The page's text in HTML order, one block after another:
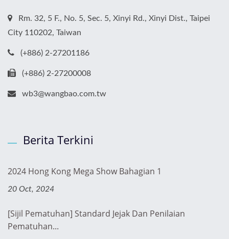
Rm. 32, 5 F., No. 5, Sec. 5, Xinyi Rd., Xinyi Dist., Taipei
City 110202, Taiwan
(+886) 2-27201186
(+886) 2-27200008
wb3@wangbao.com.tw
Berita Terkini
2024 Hong Kong Mega Show Bahagian 1
20 Oct, 2024
[Sijil Pematuhan] Standard Jejak Dan Penilaian
Pematuhan...